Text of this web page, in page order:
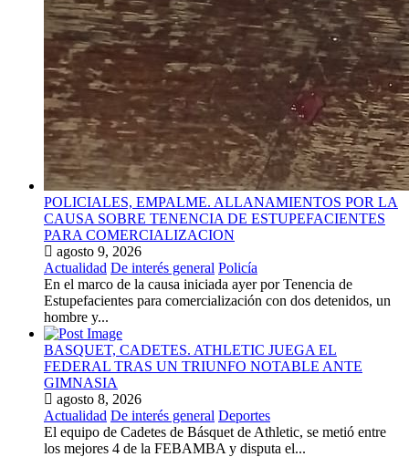
POLICIALES, EMPALME. ALLANAMIENTOS POR LA
CAUSA SOBRE TENENCIA DE ESTUPEFACIENTES
PARA COMERCIALIZACION
agosto 9, 2026
Actualidad De interés general Policía
En el marco de la causa iniciada ayer por Tenencia de
Estupefacientes para comercialización con dos detenidos, un
hombre y...
BASQUET, CADETES. ATHLETIC JUEGA EL
FEDERAL TRAS UN TRIUNFO NOTABLE ANTE
GIMNASIA
agosto 8, 2026
Actualidad De interés general Deportes
El equipo de Cadetes de Básquet de Athletic, se metió entre
los mejores 4 de la FEBAMBA y disputa el...